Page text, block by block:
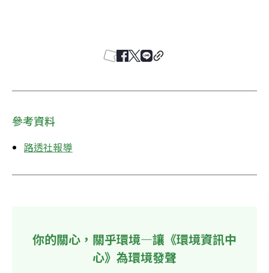
參考資料
路透社報導
你的關心，關乎環境—讓《環境資訊中
心》為環境發聲